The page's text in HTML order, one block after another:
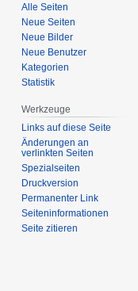
Alle Seiten
Neue Seiten
Neue Bilder
Neue Benutzer
Kategorien
Statistik
Werkzeuge
Links auf diese Seite
Änderungen an
verlinkten Seiten
Spezialseiten
Druckversion
Permanenter Link
Seiten­­informationen
Seite zitieren